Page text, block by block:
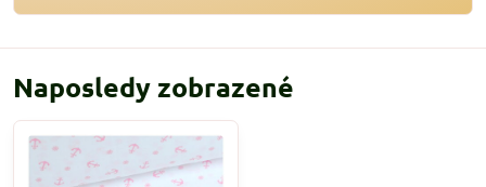
Naposledy zobrazené